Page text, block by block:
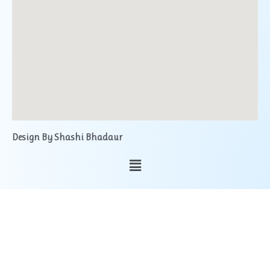
Design By Shashi Bhadaur